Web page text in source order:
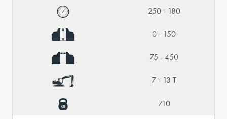
250 - 180
0 - 150
75 - 450
7 - 13 T
710